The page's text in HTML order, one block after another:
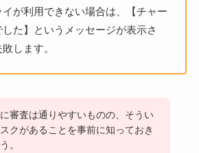
が利用できない場合は、【チャー
た】というメッセージが表示さ
します。
審査は通りやすいものの、そうい
クがあることを事前に知っておき
。